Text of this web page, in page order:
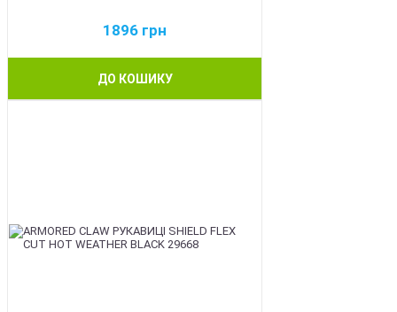
1896 грн
ДО КОШИКУ